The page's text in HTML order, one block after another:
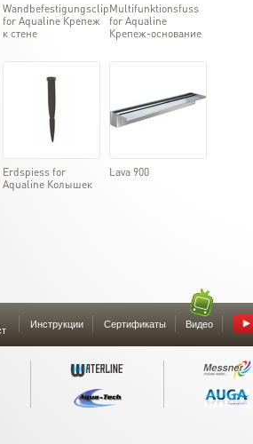
Wandbefestigungsclip
for Aqualine Крепеж
к стене
Multifunktionsfuss
for Aqualine
Крепеж-основание
Erdspiess for
Aqualine Колышек
Lava 900
Инструкции Сертификаты Видео